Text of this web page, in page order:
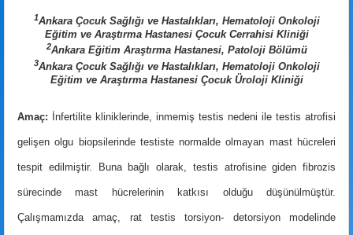
1Ankara Çocuk Sağlığı ve Hastalıkları, Hematoloji Onkoloji
Eğitim ve Araştırma Hastanesi Çocuk Cerrahisi Kliniği
2Ankara Eğitim Araştırma Hastanesi, Patoloji Bölümü
3Ankara Çocuk Sağlığı ve Hastalıkları, Hematoloji Onkoloji
Eğitim ve Araştırma Hastanesi Çocuk Üroloji Kliniği
Amaç: İnfertilite kliniklerinde, inmemiş testis nedeni ile testis atrofisi
gelişen olgu biopsilerinde testiste normalde olmayan mast hücreleri
tespit edilmiştir. Buna bağlı olarak, testis atrofisine giden fibrozis
sürecinde mast hücrelerinin katkısı olduğu düşünülmüştür.
Çalışmamızda amaç, rat testis torsiyon- detorsiyon modelinde